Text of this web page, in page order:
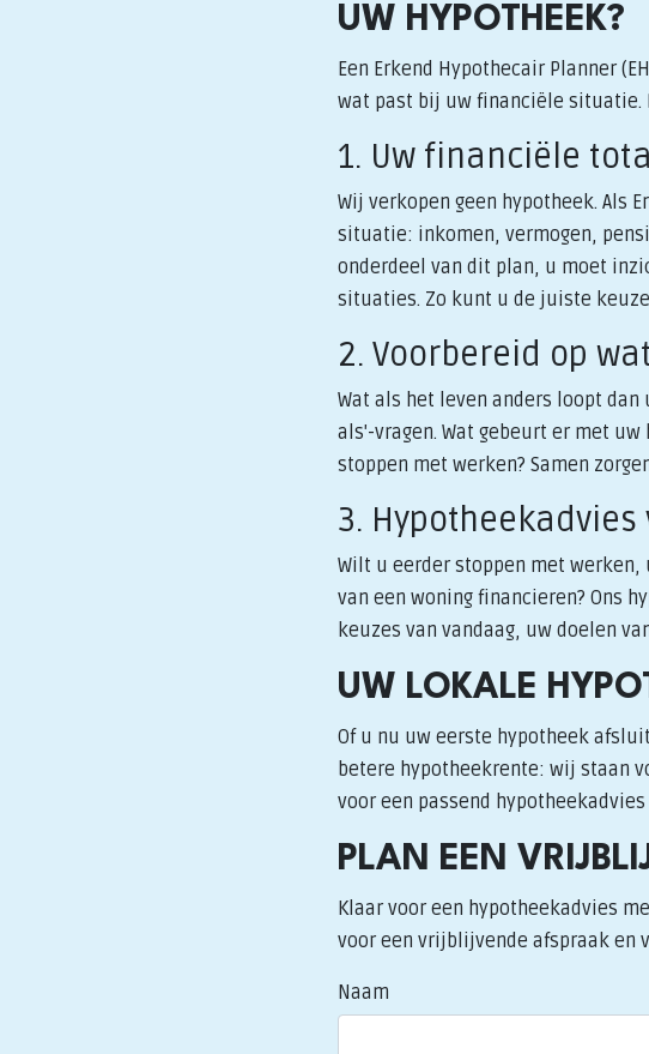
UW HYPOTHEEK?
Een Erkend Hypothecair Planner
wat past bij uw financiële situatie.
1. Uw financiële
Wij verkopen geen hypotheek. Als
situatie: inkomen, vermogen,
onderdeel van dit plan, u moet
situaties. Zo kunt u de juiste
2. Voorbereid op
Wat als het leven anders loopt
als'-vragen. Wat gebeurt er met
stoppen met werken? Samen
3.
Wilt u eerder stoppen met
van een woning financieren? Ons
keuzes van vandaag, uw doelen
UW LOKALE
Of u nu uw eerste hypotheek
betere hypotheekrente: wij staan
voor een passend
PLAN EEN
Klaar voor een hypotheekadvies
voor een vrijblijvende afspraak en
Naam